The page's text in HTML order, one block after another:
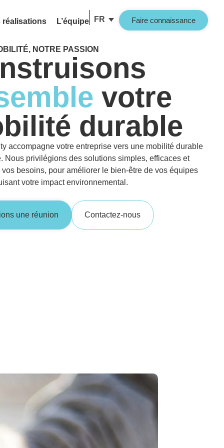
Faire connaissance
FR
réalisations L’équipe
NOTRE PASSION
votre
durable
accompagne votre entreprise vers une mobilité durable
Nous privilégions des solutions simples, efficaces et
besoins, pour améliorer le bien-être de vos équipes
votre impact environnemental.
une réunion Contactez-nous